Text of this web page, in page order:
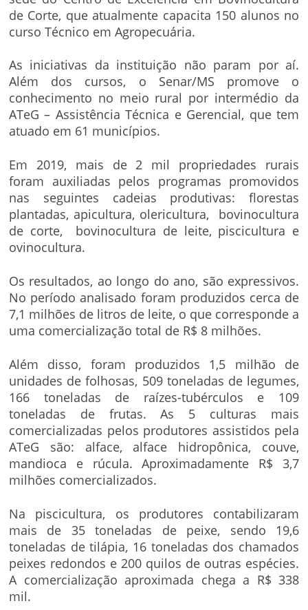
de Corte, que atualmente capacita 150 alunos no
curso Técnico em Agropecuária.
As iniciativas da instituição não param por aí.
Além dos cursos, o Senar/MS promove o
conhecimento no meio rural por intermédio da
ATeG – Assistência Técnica e Gerencial, que tem
atuado em 61 municípios.
Em 2019, mais de 2 mil propriedades rurais
foram auxiliadas pelos programas promovidos
nas seguintes cadeias produtivas: florestas
plantadas, apicultura, olericultura, bovinocultura
de corte, bovinocultura de leite, piscicultura e
ovinocultura.
Os resultados, ao longo do ano, são expressivos.
No período analisado foram produzidos cerca de
7,1 milhões de litros de leite, o que corresponde a
uma comercialização total de R$ 8 milhões.
Além disso, foram produzidos 1,5 milhão de
unidades de folhosas, 509 toneladas de legumes,
166 toneladas de raízes-tubérculos e 109
toneladas de frutas. As 5 culturas mais
comercializadas pelos produtores assistidos pela
ATeG são: alface, alface hidropônica, couve,
mandioca e rúcula. Aproximadamente R$ 3,7
milhões comercializados.
Na piscicultura, os produtores contabilizaram
mais de 35 toneladas de peixe, sendo 19,6
toneladas de tilápia, 16 toneladas dos chamados
peixes redondos e 200 quilos de outras espécies.
A comercialização aproximada chega a R$ 338
mil.